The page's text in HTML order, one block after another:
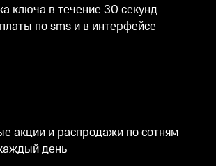
ключа в течение 30 секунд
по sms и в интерфейсе
акции и распродажи по сотням
день